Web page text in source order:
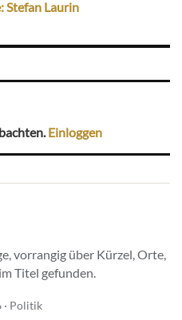
Stefan Laurin
Einloggen
vorrangig über Kürzel, Orte,
Titel gefunden.
· Politik